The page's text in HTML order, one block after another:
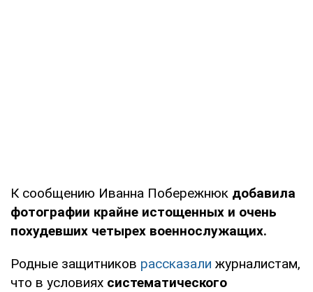
К сообщению Иванна Побережнюк добавила
фотографии крайне истощенных и очень
похудевших четырех военнослужащих.
Родные защитников рассказали журналистам,
что в условиях систематического